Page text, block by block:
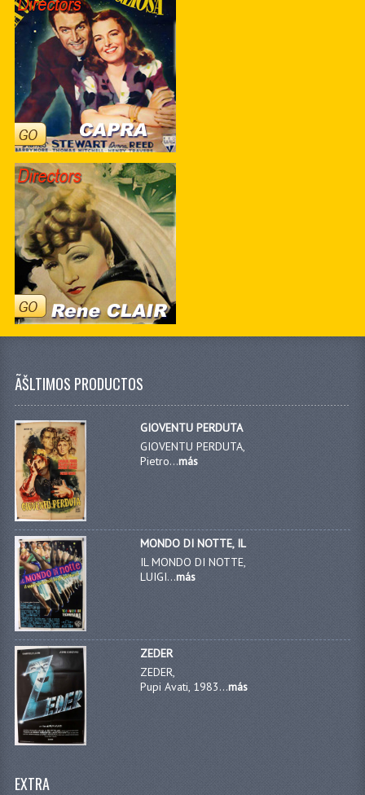
ÃŠLTIMOS PRODUCTOS
GIOVENTU PERDUTA
GIOVENTU PERDUTA,
Pietro...más
MONDO DI NOTTE, IL
IL MONDO DI NOTTE,
LUIGI...más
ZEDER
ZEDER,
Pupi Avati, 1983...más
EXTRA